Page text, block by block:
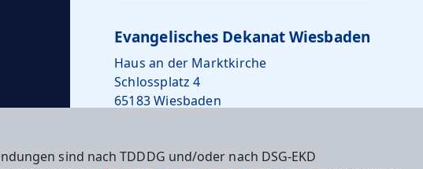
sind nach TDDDG und/oder nach DSG-EKD
Evangelisches Dekanat Wiesbaden
Haus an der Marktkirche
Schlossplatz 4
65183 Wiesbaden
dekanat.wiesbaden@ekhn.de